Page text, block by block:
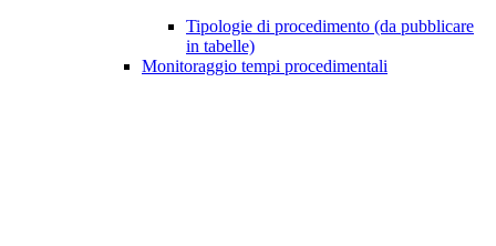
Tipologie di procedimento (da pubblicare
in tabelle)
Monitoraggio tempi procedimentali